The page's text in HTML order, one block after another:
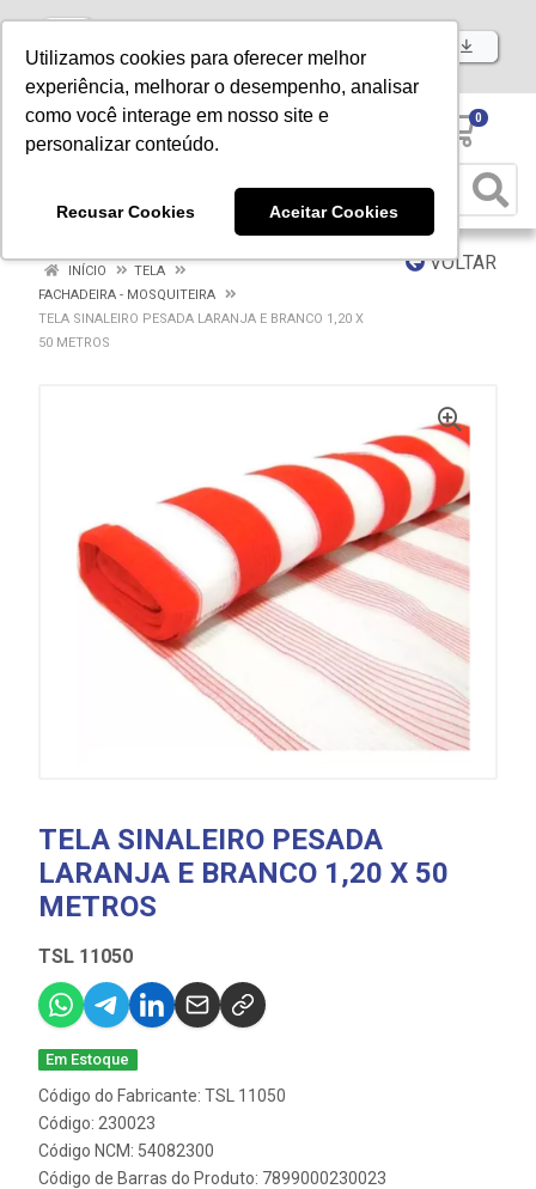
Utilizamos cookies para oferecer melhor
experiência, melhorar o desempenho, analisar
como você interage em nosso site e
personalizar conteúdo.
Recusar Cookies Aceitar Cookies
Baixe já nosso APP
0
VOLTAR
INÍCIO
TELA
FACHADEIRA - MOSQUITEIRA
TELA SINALEIRO PESADA LARANJA E BRANCO 1,20 X
50 METROS
TELA SINALEIRO PESADA
LARANJA E BRANCO 1,20 X 50
METROS
TSL 11050
Em Estoque
Código do Fabricante: TSL 11050
Código: 230023
Código NCM: 54082300
Código de Barras do Produto: 7899000230023